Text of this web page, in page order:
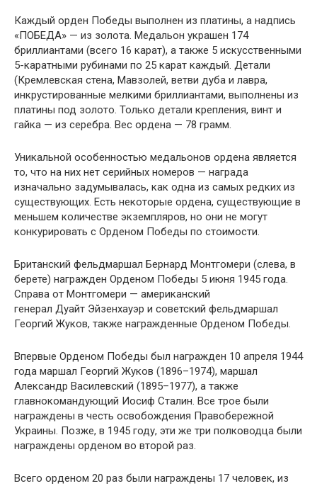
Каждый орден Победы выполнен из платины, а надпись
«ПОБЕДА» — из золота. Медальон украшен 174
бриллиантами (всего 16 карат), а также 5 ​​искусственными
5-каратными рубинами по 25 карат каждый. Детали
(Кремлевская стена, Мавзолей, ветви дуба и лавра,
инкрустированные мелкими бриллиантами, выполнены из
платины под золото. Только детали крепления, винт и
гайка — из серебра. Вес ордена — 78 грамм.
Уникальной особенностью медальонов ордена является
то, что на них нет серийных номеров — награда
изначально задумывалась, как одна из самых редких из
существующих. Есть некоторые ордена, существующие в
меньшем количестве экземпляров, но они не могут
конкурировать с Орденом Победы по стоимости.
Британский фельдмаршал Бернард Монтгомери (слева, в
берете) награжден Орденом Победы 5 июня 1945 года.
Справа от Монтгомери — американский
генерал Дуайт Эйзенхауэр и советский фельдмаршал
Георгий Жуков, также награжденные Орденом Победы.
Впервые Орденом Победы был награжден 10 апреля 1944
года маршал Георгий Жуков (1896–1974), маршал
Александр Василевский (1895–1977), а также
главнокомандующий Иосиф Сталин. Все трое были
награждены в честь освобождения Правобережной
Украины. Позже, в 1945 году, эти же три полководца были
награждены орденом во второй раз.
Всего орденом 20 раз были награждены 17 человек, из